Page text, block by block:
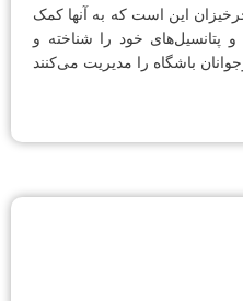
این است که به آنها کمک
پتانسیل‌های خود را شناخته و